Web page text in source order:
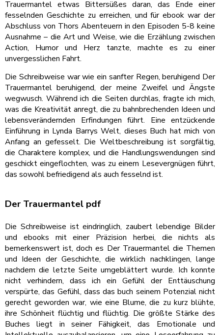
Trauermantel etwas Bittersüßes daran, das Ende einer
fesselnden Geschichte zu erreichen, und für ebook war der
Abschluss von Thors Abenteuern in den Episoden 5-8 keine
Ausnahme – die Art und Weise, wie die Erzählung zwischen
Action, Humor und Herz tanzte, machte es zu einer
unvergesslichen Fahrt.
Die Schreibweise war wie ein sanfter Regen, beruhigend Der
Trauermantel beruhigend, der meine Zweifel und Ängste
wegwusch. Während ich die Seiten durchlas, fragte ich mich,
was die Kreativität anregt, die zu bahnbrechenden Ideen und
lebensverändernden Erfindungen führt. Eine entzückende
Einführung in Lynda Barrys Welt, dieses Buch hat mich von
Anfang an gefesselt. Die Weltbeschreibung ist sorgfältig,
die Charaktere komplex, und die Handlungswendungen sind
geschickt eingeflochten, was zu einem Lesevergnügen führt,
das sowohl befriedigend als auch fesselnd ist.
Der Trauermantel pdf
Die Schreibweise ist eindringlich, zaubert lebendige Bilder
und ebooks mit einer Präzision herbei, die nichts als
bemerkenswert ist, doch es Der Trauermantel die Themen
und Ideen der Geschichte, die wirklich nachklingen, lange
nachdem die letzte Seite umgeblättert wurde. Ich konnte
nicht verhindern, dass ich ein Gefühl der Enttäuschung
verspürte, das Gefühl, dass das buch seinem Potenzial nicht
gerecht geworden war, wie eine Blume, die zu kurz blühte,
ihre Schönheit flüchtig und flüchtig. Die größte Stärke des
Buches liegt in seiner Fähigkeit, das Emotionale und